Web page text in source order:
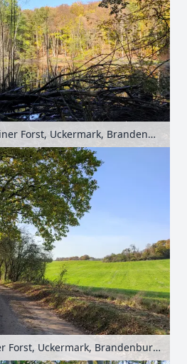
Brackensee im Grumsiner Forst, Uckermark, Brandenburg, Deutschland
Feldweg am Grumsiner Forst, Uckermark, Brandenburg, Deutschland